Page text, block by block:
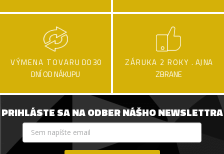
VÝMENA TOVARU DO 30
DNÍ OD NÁKUPU
ZÁRUKA 2 ROKY . AJ NA
ZBRANE
PRIHLÁSTE SA NA ODBER NÁŠHO NEWSLETTRA